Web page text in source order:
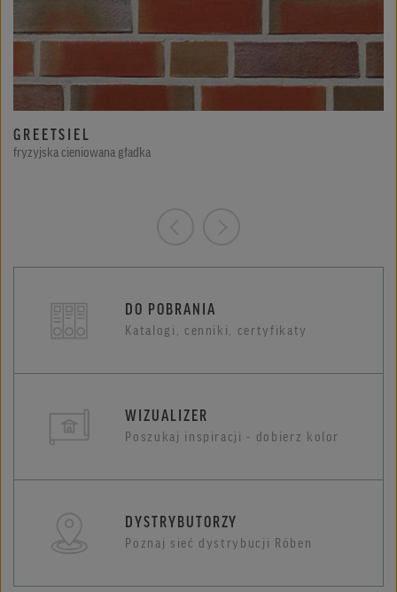
GREETSIEL
fryzyjska cieniowana gładka
DO POBRANIA
Katalogi, cenniki, certyfikaty
WIZUALIZER
Poszukaj inspiracji - dobierz kolor
DYSTRYBUTORZY
Poznaj sieć dystrybucji Röben